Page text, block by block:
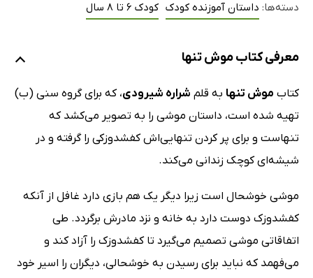
دسته‌ها: داستان آموزنده کودک کودک 6 تا 8 سال
معرفی کتاب موش تنها
کتاب موش تنها به قلم شراره شیرودی، که برای گروه سنی (ب)
تهیه شده است، داستان موشی را به تصویر می‌کشد که
تنهاست و برای پر کردن تنهایی‌اش کفشدوزکی را گرفته و در
شیشه‌ای کوچک زندانی می‌کند.
موشی خوشحال است زیرا دیگر یک هم بازی دارد غافل از آنکه
کفشدوزک دوست دارد به خانه و نزد مادرش برگردد. طی
اتفاقاتی موشی تصمیم می‌گیرد تا کفشدوزک را آزاد کند و
می‌فهمد که نباید برای رسیدن به خوشحالی، دیگران را اسیر خود